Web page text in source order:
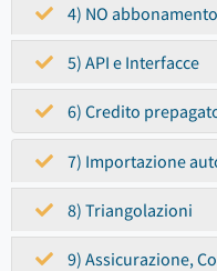
4) NO abbonamento
5) API e Interfacce
6) Credito
7) Importazione
8) Triangolazioni
9) Assicurazione,